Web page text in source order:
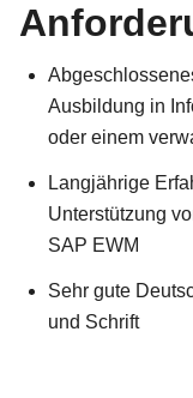
Ausbildung in
oder einem
Langjährige
Unterstützung
SAP EWM
Sehr gute
und Schrift